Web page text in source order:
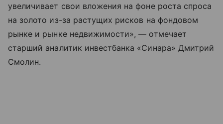
увеличивает свои вложения на фоне роста спроса
на золото из-за растущих рисков на фондовом
рынке и рынке недвижимости», — отмечает
старший аналитик инвестбанка «Синара» Дмитрий
Смолин.